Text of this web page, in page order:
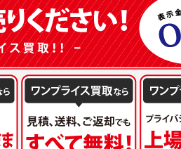
ために必要がある場合であって、本人の同
けた者が法令の定める事務を遂行すること
を及ぼすおそれがあるとき。
ータの一部又は全部の処理を委託する場合（
かつ適切な監督を行ないます）。
必要な個人情報をご提供いただけない場合、